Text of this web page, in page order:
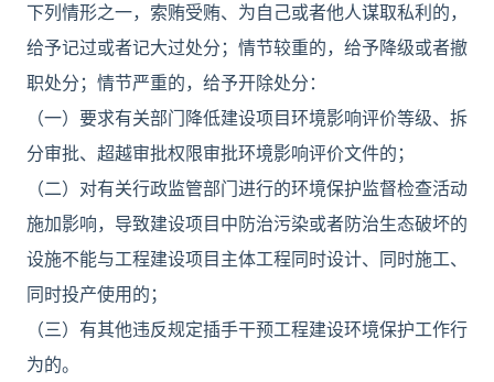
下列情形之一，索贿受贿、为自己或者他人谋取私利的，
给予记过或者记大过处分；情节较重的，给予降级或者撤
职处分；情节严重的，给予开除处分：
（一）要求有关部门降低建设项目环境影响评价等级、拆
分审批、超越审批权限审批环境影响评价文件的；
（二）对有关行政监管部门进行的环境保护监督检查活动
施加影响，导致建设项目中防治污染或者防治生态破坏的
设施不能与工程建设项目主体工程同时设计、同时施工、
同时投产使用的；
（三）有其他违反规定插手干预工程建设环境保护工作行
为的。